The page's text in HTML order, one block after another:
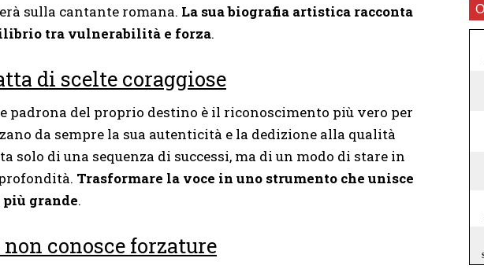
sulla cantante romana. La sua biografia artistica racconta
tra vulnerabilità e forza.
di scelte coraggiose
padrona del proprio destino è il riconoscimento più vero per
da sempre la sua autenticità e la dedizione alla qualità
solo di una sequenza di successi, ma di un modo di stare in
Trasformare la voce in uno strumento che unisce
più grande.
non conosce forzature